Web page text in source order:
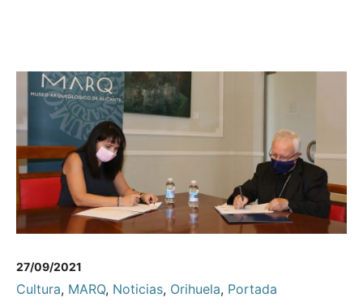
27/09/2021
Cultura, MARQ, Noticias, Orihuela, Portada